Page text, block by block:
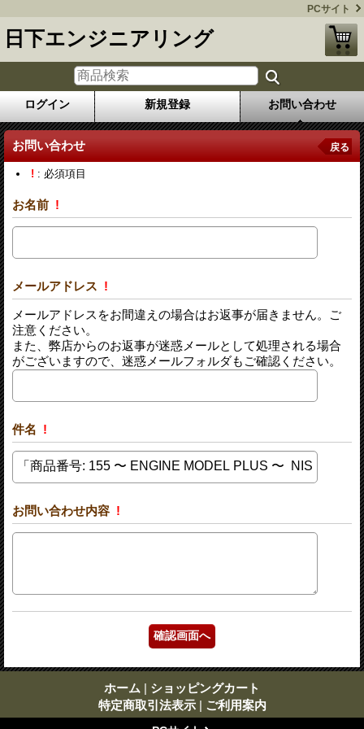
PCサイト
日下エンジニアリング
ログイン 新規登録 お問い合わせ
お問い合わせ 戻る
! : 必須項目
お名前 !
メールアドレス !
メールアドレスをお間違えの場合はお返事が届きません。ご
注意ください。
また、弊店からのお返事が迷惑メールとして処理される場合
がございますので、迷惑メールフォルダもご確認ください。
件名 !
お問い合わせ内容 !
ホーム | ショッピングカート
特定商取引法表示 | ご利用案内